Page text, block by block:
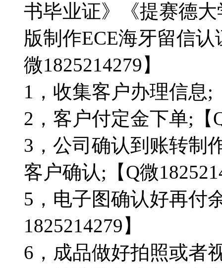
书毕业证》《提赛德
版制作ECE海牙留信
微1825214279】
1，收集客户办理信息;
2，客户付定金下单;【
3，公司确认到账转制
客户确认;【Q微
5，电子图确认好再付
1825214279】
6，成品做好拍照或者